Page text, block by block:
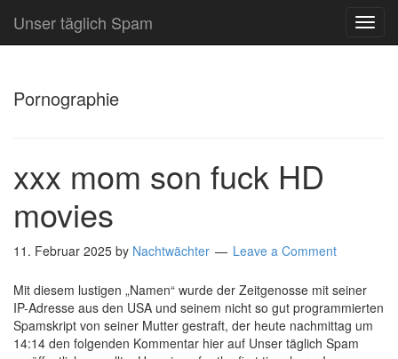
Unser täglich Spam
Pornographie
xxx mom son fuck HD
movies
11. Februar 2025 by Nachtwächter Leave a Comment
Mit diesem lustigen „Namen“ wurde der Zeitgenosse mit seiner
IP-Adresse aus den USA und seinem nicht so gut programmierten
Spamskript von seiner Mutter gestraft, der heute nachmittag um
14:14 den folgenden Kommentar hier auf Unser täglich Spam